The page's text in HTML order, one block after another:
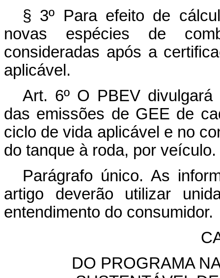
§ 3º Para efeito de
novas espécies de
consideradas após a
aplicável.
Art. 6º O PBEV
das emissões de GEE de
ciclo de vida aplicável e no
do tanque à roda, por veículo.
Parágrafo único. As
artigo deverão utilizar
entendimento do consumidor.
DO PROGRAMA